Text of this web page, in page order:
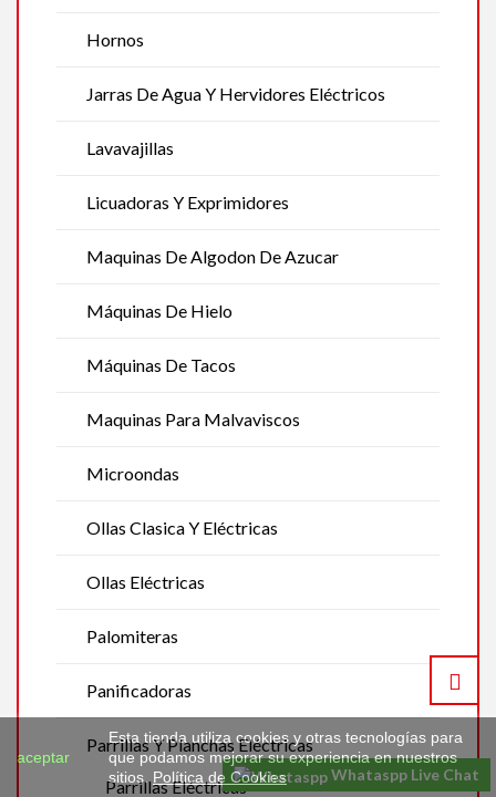
Hornos
Jarras De Agua Y Hervidores Eléctricos
Lavavajillas
Licuadoras Y Exprimidores
Maquinas De Algodon De Azucar
Máquinas De Hielo
Máquinas De Tacos
Maquinas Para Malvaviscos
Microondas
Ollas Clasica Y Eléctricas
Ollas Eléctricas
Palomiteras
Panificadoras
Parrillas Y Planchas Eléctricas
Parrillas Eléctricas
aceptar
Esta tienda utiliza cookies y otras tecnologías para
que podamos mejorar su experiencia en nuestros
sitios. Política de Cookies Whataspp Live Chat